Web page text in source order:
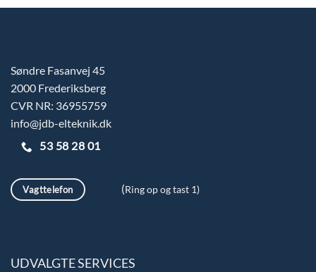
Søndre Fasanvej 45
2000 Frederiksberg
CVR NR: 36955759
info@jdb-elteknik.dk
53 58 28 01
Vagttelefon (Ring op og tast 1)
UDVALGTE SERVICES